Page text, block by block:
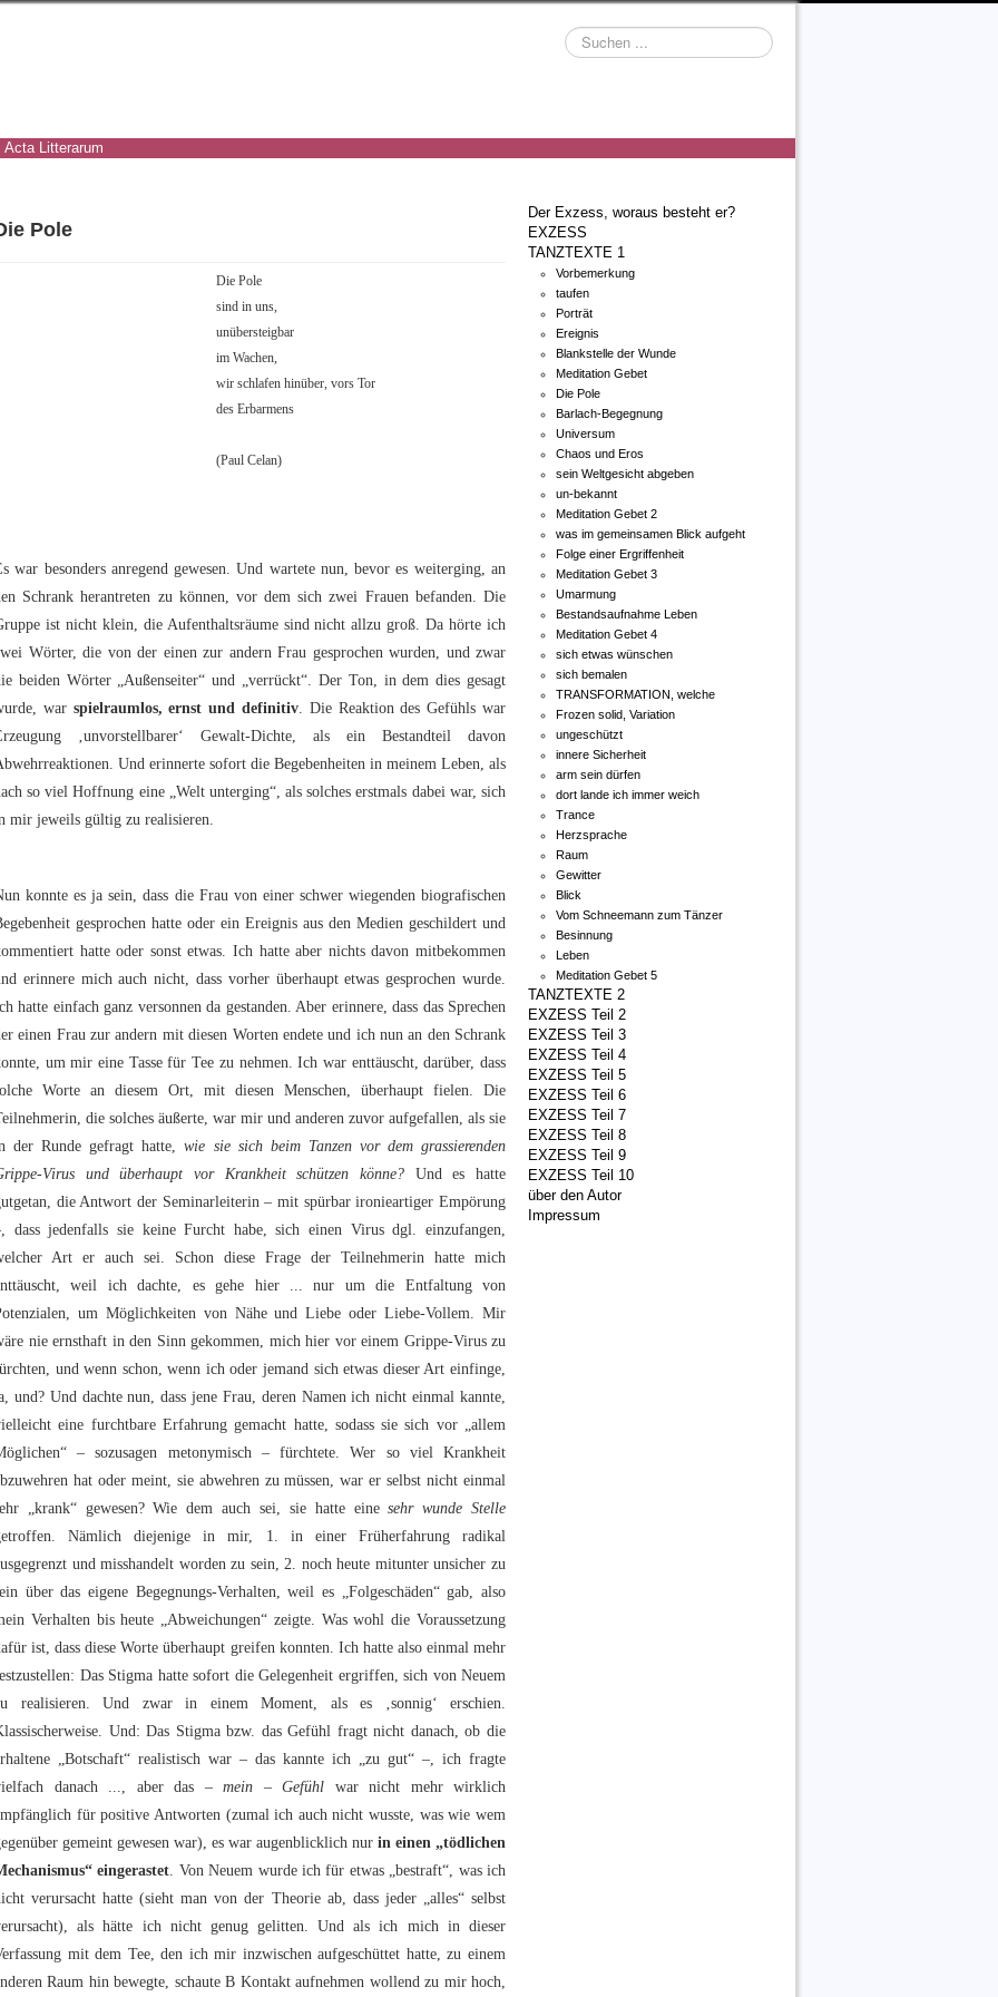
Suchen
...
Acta Litterarum
Pole
Die Pole
sind in uns,
unübersteigbar
im Wachen,
wir schlafen hinüber, vors Tor
des Erbarmens
(Paul Celan)
war besonders anregend gewesen. Und wartete nun, bevor es weiterging, an
Schrank herantreten zu können, vor dem sich zwei Frauen befanden. Die
ist nicht klein, die Aufenthaltsräume sind nicht allzu groß. Da hörte ich
Wörter, die von der einen zur andern Frau gesprochen wurden, und zwar
beiden Wörter „Außenseiter“ und „verrückt“. Der Ton, in dem dies gesagt
war spielraumlos, ernst und definitiv . Die Reaktion des Gefühls war
‚unvorstellbarer‘ Gewalt-Dichte, als ein Bestandteil davon
Und erinnerte sofort die Begebenheiten in meinem Leben, als
so viel Hoffnung eine „Welt unterging“, als solches erstmals dabei war, sich
mir jeweils gültig zu realisieren.
konnte es ja sein, dass die Frau von einer schwer wiegenden biografischen
gesprochen hatte oder ein Ereignis aus den Medien geschildert und
hatte oder sonst etwas. Ich hatte aber nichts davon mitbekommen
erinnere mich auch nicht, dass vorher überhaupt etwas gesprochen wurde.
hatte einfach ganz versonnen da gestanden. Aber erinnere, dass das Sprechen
einen Frau zur andern mit diesen Worten endete und ich nun an den Schrank
um mir eine Tasse für Tee zu nehmen. Ich war enttäuscht, darüber, dass
Worte an diesem Ort, mit diesen Menschen, überhaupt fielen. Die
die solches äußerte, war mir und anderen zuvor aufgefallen, als sie
der Runde gefragt hatte,wie sie sich beim Tanzen vor dem grassierenden
Virus und überhaupt vor Krankheit schützen könne? Und es hatte
die Antwort der Seminarleiterin – mit spürbar ironieartiger Empörung
dass jedenfalls sie keine Furcht habe, sich einen Virus dgl. einzufangen,
Art er auch sei. Schon diese Frage der Teilnehmerin hatte mich
weil ich dachte, es gehe hier ... nur um die Entfaltung von
um Möglichkeiten von Nähe und Liebe oder Liebe-Vollem. Mir
nie ernsthaft in den Sinn gekommen, mich hier vor einem Grippe-Virus zu
und wenn schon, wenn ich oder jemand sich etwas dieser Art einfinge,
und? Und dachte nun, dass jene Frau, deren Namen ich nicht einmal kannte,
eine furchtbare Erfahrung gemacht hatte, sodass sie sich vor „allem
– sozusagen metonymisch – fürchtete. Wer so viel Krankheit
hat oder meint, sie abwehren zu müssen, war er selbst nicht einmal
„krank“ gewesen? Wie dem auch sei, sie hatte einesehr wunde Stelle
Nämlich diejenige in mir, 1. in einer Früherfahrung radikal
und misshandelt worden zu sein, 2. noch heute mitunter unsicher zu
über das eigene Begegnungs-Verhalten, weil es „Folgeschäden“ gab, also
Verhalten bis heute „Abweichungen“ zeigte. Was wohl die Voraussetzung
ist, dass diese Worte überhaupt greifen konnten. Ich hatte also einmal mehr
Das Stigma hatte sofort die Gelegenheit ergriffen, sich von Neuem
realisieren. Und zwar in einem Moment, als es ‚sonnig‘ erschien.
Und: Das Stigma bzw. das Gefühl fragt nicht danach, ob die
„Botschaft“ realistisch war – das kannte ich „zu gut“ –, ich fragte
danach ..., aber das – mein – Gefühl war nicht mehr wirklich
für positive Antworten (zumal ich auch nicht wusste, was wie wem
gemeint gewesen war), es war augenblicklich nur in einen „tödlichen
eingerastet . Von Neuem wurde ich für etwas „bestraft“, was ich
verursacht hatte (sieht man von der Theorie ab, dass jeder „alles“ selbst
als hätte ich nicht genug gelitten. Und als ich mich in dieser
mit dem Tee, den ich mir inzwischen aufgeschüttet hatte, zu einem
Raum hin bewegte, schaute B Kontakt aufnehmen wollend zu mir hoch,
Der Exzess, woraus besteht er?
EXZESS
TANZTEXTE 1
Vorbemerkung
taufen
Porträt
Ereignis
Blankstelle der Wunde
Meditation Gebet
Die Pole
Barlach-Begegnung
Universum
Chaos und Eros
sein Weltgesicht abgeben
un-bekannt
Meditation Gebet 2
was im gemeinsamen Blick aufgeht
Folge einer Ergriffenheit
Meditation Gebet 3
Umarmung
Bestandsaufnahme Leben
Meditation Gebet 4
sich etwas wünschen
sich bemalen
TRANSFORMATION, welche
Frozen solid, Variation
ungeschützt
innere Sicherheit
arm sein dürfen
dort lande ich immer weich
Trance
Herzsprache
Raum
Gewitter
Blick
Vom Schneemann zum Tänzer
Besinnung
Leben
Meditation Gebet 5
TANZTEXTE 2
EXZESS Teil 2
EXZESS Teil 3
EXZESS Teil 4
EXZESS Teil 5
EXZESS Teil 6
EXZESS Teil 7
EXZESS Teil 8
EXZESS Teil 9
EXZESS Teil 10
über den Autor
Impressum